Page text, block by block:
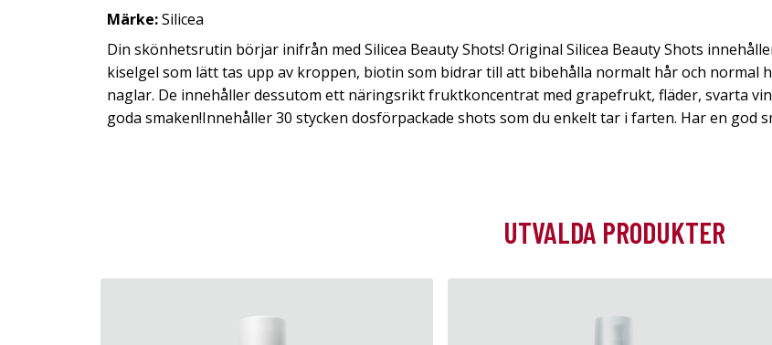
Märke:Silicea
Din skönhetsrutin börjar inifrån med Silicea Beauty Shots! Original Silicea Beauty Shots
kiselgel som lätt tas upp av kroppen, biotin som bidrar till att bibehålla normalt hår och normal
naglar. De innehåller dessutom ett näringsrikt fruktkoncentrat med grapefrukt, fläder, svarta
goda smaken!Innehåller 30 stycken dosförpackade shots som du enkelt tar i farten. Har en god
UTVALDA PRODUKTER